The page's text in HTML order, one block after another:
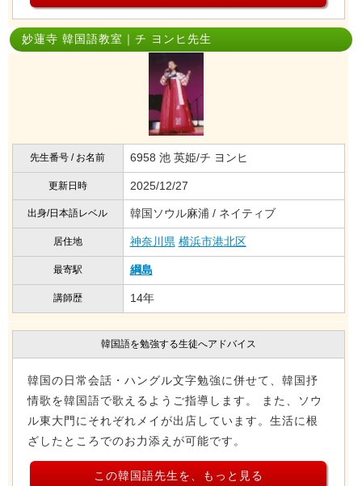
妙蓮寺 韓国語教室｜チ ヨンヒ先生
先生番号 / お名前 6958 池 英姫/チ ヨンヒ
更新日時 2025/12/27
出身/日本語レベル 韓国ソウル麻浦 / ネイティブ
居住地 神奈川県 横浜市港北区
最寄駅 綱島
講師歴 14年
韓国語を勉強する生徒へアドバイス
韓国の日常会話・ハングル文字勉強に併せて、韓国抒
情歌を韓国語で歌えるようご指導します。 また、ソウ
ル東大門にそれぞれメイが出店しています。生活に根
ざしたところでのお力添えが可能です。
この韓国語先生を、もっと見る